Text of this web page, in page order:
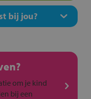
bij jou?
om je kind
bij een